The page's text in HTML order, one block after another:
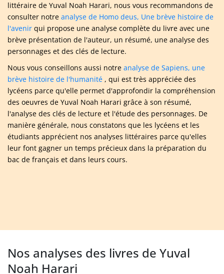
littéraire de Yuval Noah Harari, nous vous recommandons de
consulter notre analyse de Homo deus, Une brève histoire de
l'avenir qui propose une analyse complète du livre avec une
brève présentation de l'auteur, un résumé, une analyse des
personnages et des clés de lecture.
Nous vous conseillons aussi notre analyse de Sapiens, une
brève histoire de l'humanité , qui est très appréciée des
lycéens parce qu'elle permet d'approfondir la compréhension
des oeuvres de Yuval Noah Harari grâce à son résumé,
l'analyse des clés de lecture et l'étude des personnages. De
manière générale, nous constatons que les lycéens et les
étudiants apprécient nos analyses littéraires parce qu'elles
leur font gagner un temps précieux dans la préparation du
bac de français et dans leurs cours.
Nos analyses des livres de Yuval
Noah Harari